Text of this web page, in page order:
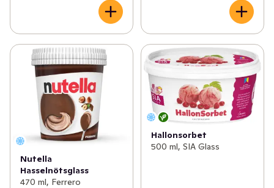
Nutella
Hasselnötsglass
470 ml, Ferrero
Hallonsorbet
500 ml, SIA Glass